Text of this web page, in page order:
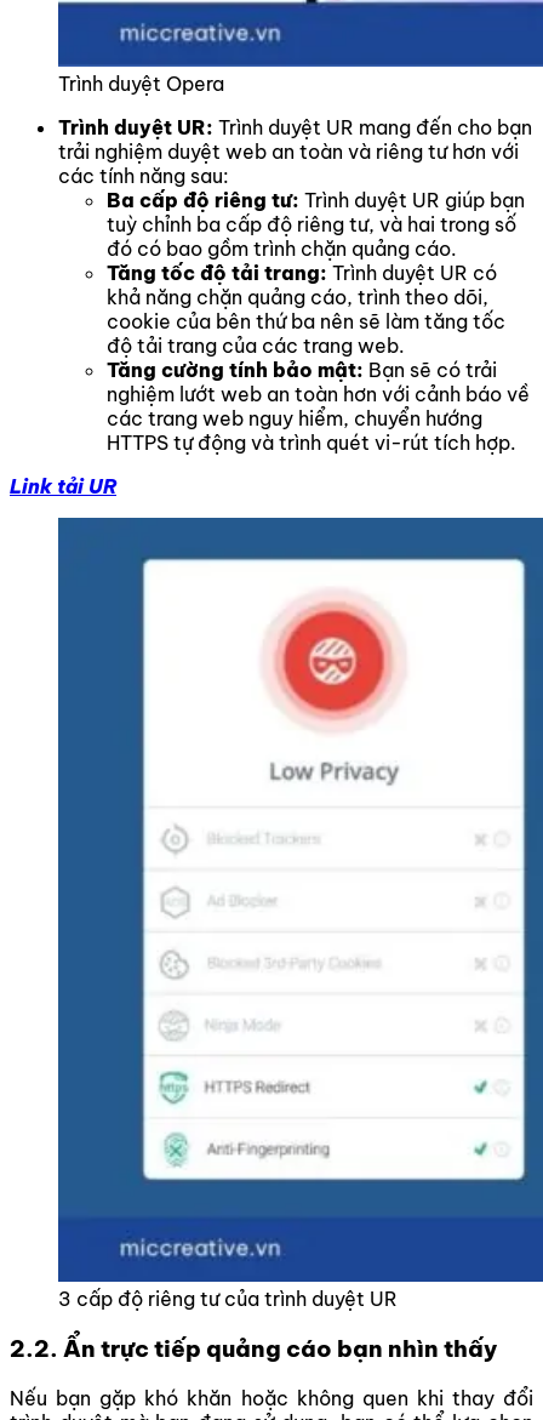
Trình duyệt Opera
Trình duyệt UR: Trình duyệt UR mang đến cho bạn
trải nghiệm duyệt web an toàn và riêng tư hơn với
các tính năng sau:
Ba cấp độ riêng tư: Trình duyệt UR giúp bạn
tuỳ chỉnh ba cấp độ riêng tư, và hai trong số
đó có bao gồm trình chặn quảng cáo.
Tăng tốc độ tải trang: Trình duyệt UR có
khả năng chặn quảng cáo, trình theo dõi,
cookie của bên thứ ba nên sẽ làm tăng tốc
độ tải trang của các trang web.
Tăng cường tính bảo mật: Bạn sẽ có trải
nghiệm lướt web an toàn hơn với cảnh báo về
các trang web nguy hiểm, chuyển hướng
HTTPS tự động và trình quét vi-rút tích hợp.
Link tải UR
3 cấp độ riêng tư của trình duyệt UR
2.2. Ẩn trực tiếp quảng cáo bạn nhìn thấy
Nếu bạn gặp khó khăn hoặc không quen khi thay đổi